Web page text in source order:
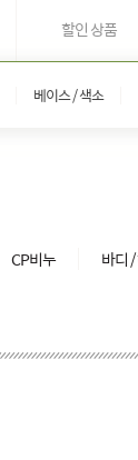
할인 상품
베이스 / 색소
CP비누 바디